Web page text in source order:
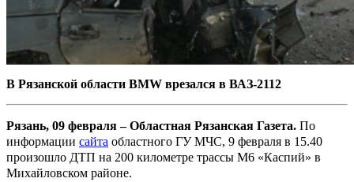
В Рязанской области BMW врезался в ВАЗ-2112
Рязань, 09 февраля – Областная Рязанская Газета. По
информации сайта областного ГУ МЧС, 9 февраля в 15.40
произошло ДТП на 200 километре трассы М6 «Каспий» в
Михайловском районе.